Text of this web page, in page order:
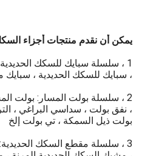
يمكن أن نقدم منتجات أجزاء
1 ، سلسلة سبايك للسكك
، سبايك للسكك الحديدية ، سبايك
2 ، سلسلة بولت المسار: بولت
، نفق بولت ، سداسي البراغي ،
بولت ذيل السمكة ، تي بولت إلخ